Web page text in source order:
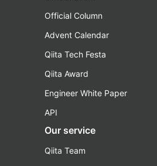
Official Column
Advent Calendar
Qiita Tech Festa
Qiita Award
Engineer White Paper
API
Our service
Qiita Team